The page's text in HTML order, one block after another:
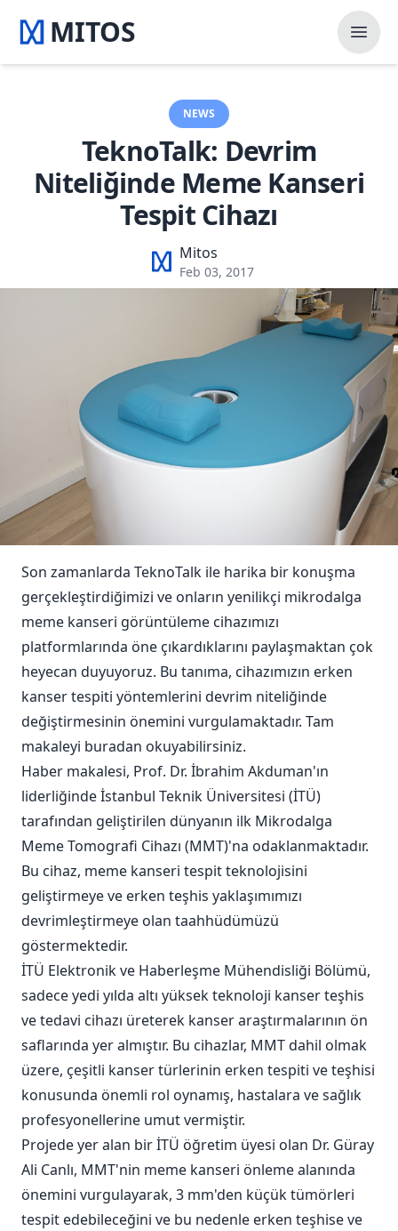
MITOS Open
NEWS
TeknoTalk: Devrim
Niteliğinde Meme Kanseri
Tespit Cihazı
Mitos
Feb 03, 2017
Son zamanlarda TeknoTalk ile harika bir konuşma
gerçekleştirdiğimizi ve onların yenilikçi mikrodalga
meme kanseri görüntüleme cihazımızı
platformlarında öne çıkardıklarını paylaşmaktan çok
heyecan duyuyoruz. Bu tanıma, cihazımızın erken
kanser tespiti yöntemlerini devrim niteliğinde
değiştirmesinin önemini vurgulamaktadır. Tam
makaleyi buradan okuyabilirsiniz.
Haber makalesi, Prof. Dr. İbrahim Akduman'ın
liderliğinde İstanbul Teknik Üniversitesi (İTÜ)
tarafından geliştirilen dünyanın ilk Mikrodalga
Meme Tomografi Cihazı (MMT)'na odaklanmaktadır.
Bu cihaz, meme kanseri tespit teknolojisini
geliştirmeye ve erken teşhis yaklaşımımızı
devrimleştirmeye olan taahhüdümüzü
göstermektedir.
İTÜ Elektronik ve Haberleşme Mühendisliği Bölümü,
sadece yedi yılda altı yüksek teknoloji kanser teşhis
ve tedavi cihazı üreterek kanser araştırmalarının ön
saflarında yer almıştır. Bu cihazlar, MMT dahil olmak
üzere, çeşitli kanser türlerinin erken tespiti ve teşhisi
konusunda önemli rol oynamış, hastalara ve sağlık
profesyonellerine umut vermiştir.
Projede yer alan bir İTÜ öğretim üyesi olan Dr. Güray
Ali Canlı, MMT'nin meme kanseri önleme alanında
önemini vurgulayarak, 3 mm'den küçük tümörleri
tespit edebileceğini ve bu nedenle erken teşhise ve